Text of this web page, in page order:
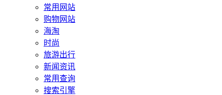
常用网站
购物网站
海淘
时尚
旅游出行
新闻资讯
常用查询
搜索引擎